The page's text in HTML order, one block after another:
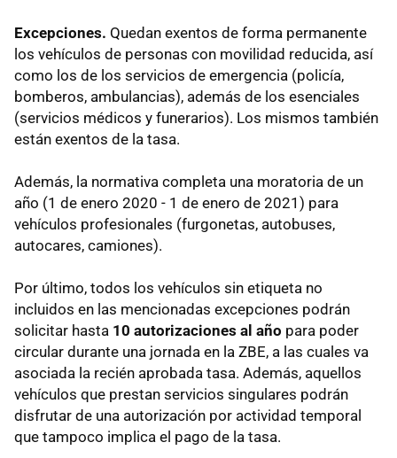
Excepciones. Quedan exentos de forma permanente
los vehículos de personas con movilidad reducida, así
como los de los servicios de emergencia (policía,
bomberos, ambulancias), además de los esenciales
(servicios médicos y funerarios). Los mismos también
están exentos de la tasa.
Además, la normativa completa una moratoria de un
año (1 de enero 2020 - 1 de enero de 2021) para
vehículos profesionales (furgonetas, autobuses,
autocares, camiones).
Por último, todos los vehículos sin etiqueta no
incluidos en las mencionadas excepciones podrán
solicitar hasta 10 autorizaciones al año para poder
circular durante una jornada en la ZBE, a las cuales va
asociada la recién aprobada tasa. Además, aquellos
vehículos que prestan servicios singulares podrán
disfrutar de una autorización por actividad temporal
que tampoco implica el pago de la tasa.